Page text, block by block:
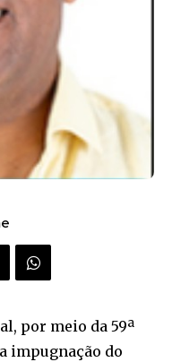
por meio da 59ª
impugnação do